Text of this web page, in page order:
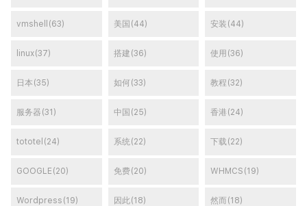
vmshell(63) 美国(44) 安装(44)
linux(37) 搭建(36) 使用(36)
日本(35) 如何(33) 教程(32)
服务器(31) 中国(25) 香港(24)
tototel(24) 系统(22) 下载(22)
GOOGLE(20) 免费(20) WHMCS(19)
Wordpress(19) 因此(18) 然而(18)